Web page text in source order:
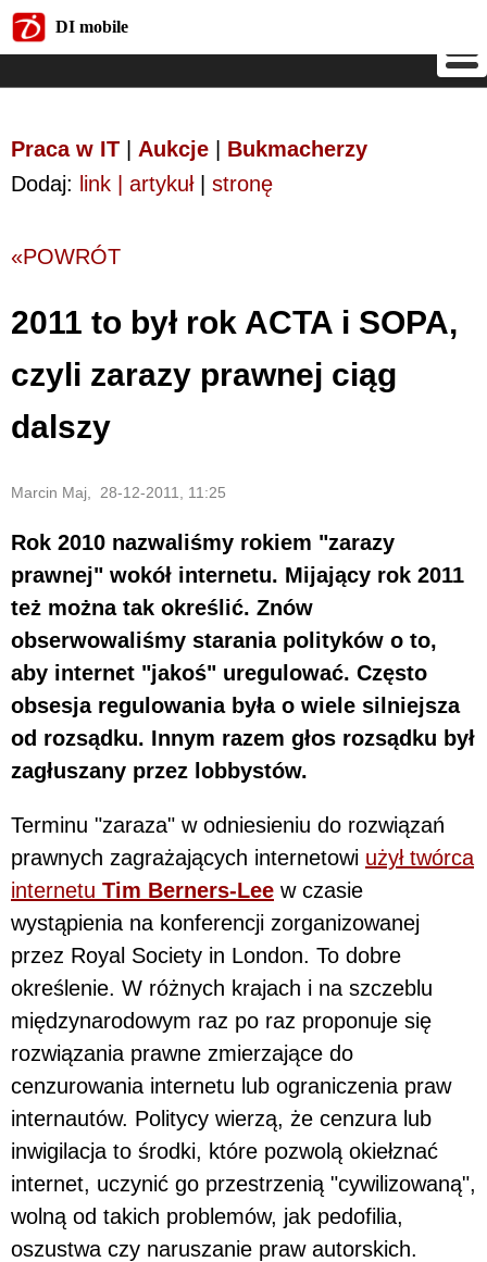
DI mobile
Praca w IT Aukcje
Bukmacherzy
Dodaj: link | artykuł| stronę
«POWRÓT
2011 to był rok ACTA i SOPA,
czyli zarazy prawnej ciąg
dalszy
Marcin Maj, 28-12-2011, 11:25
Rok 2010 nazwaliśmy rokiem "zarazy
prawnej" wokół internetu. Mijający rok 2011
też można tak określić. Znów
obserwowaliśmy starania polityków o to,
aby internet "jakoś" uregulować. Często
obsesja regulowania była o wiele silniejsza
od rozsądku. Innym razem głos rozsądku był
zagłuszany przez lobbystów.
Terminu "zaraza" w odniesieniu do rozwiązań
prawnych zagrażających internetowi użył twórca
internetu Tim Berners-Lee w czasie
wystąpienia na konferencji zorganizowanej
przez Royal Society in London. To dobre
określenie. W różnych krajach i na szczeblu
międzynarodowym raz po raz proponuje się
rozwiązania prawne zmierzające do
cenzurowania internetu lub ograniczenia praw
internautów. Politycy wierzą, że cenzura lub
inwigilacja to środki, które pozwolą okiełznać
internet, uczynić go przestrzenią "cywilizowaną",
wolną od takich problemów, jak pedofilia,
oszustwa czy naruszanie praw autorskich.
DI mobile